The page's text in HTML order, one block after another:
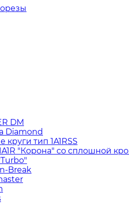
DM
Diamond
тип 1A1RSS
"Корона" со сплошной
Break